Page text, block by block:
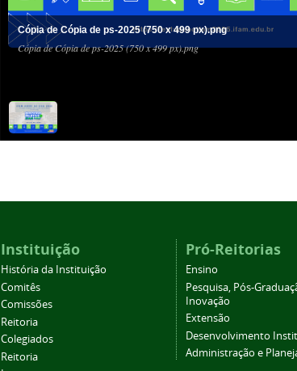
Cópia de Cópia de ps-2025 (750 x 499 px).png
Cópia de Cópia de ps-2025 (750 x 499 px).png
Instituição
História da Instituição
Comitês
Comissões
Reitoria
Colegiados
Reitoria
Pró-Reitorias
Ensino
Pesquisa, Pós-
Inovação
Extensão
Desenvolvimento
Administração e